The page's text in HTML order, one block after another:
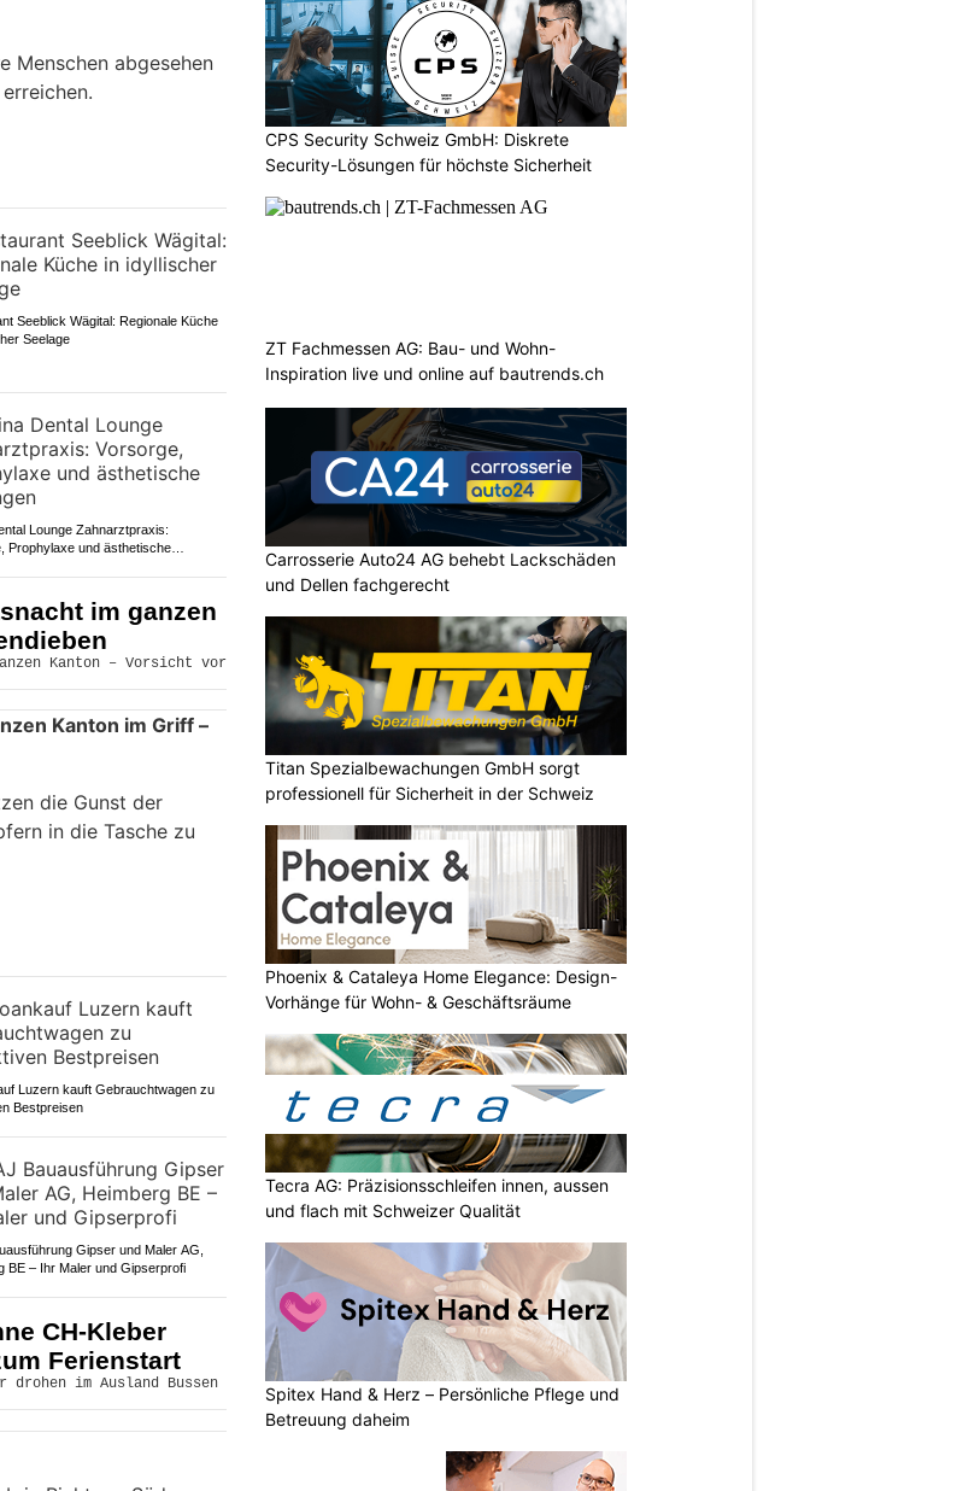
Menschen abgesehen
Seeblick Wägital: Regionale Küche
Seelage
Lounge Zahnarztpraxis:
Prophylaxe und ästhetische
im ganzen
Kanton im Griff –
die Gunst der
in die Tasche zu
Luzern kauft Gebrauchtwagen zu
Bestpreisen
Gipser und Maler AG,
BE – Ihr Maler und Gipserprofi
CH-Kleber
Ferienstart
CPS Security Schweiz GmbH: Diskrete
Security-Lösungen für höchste Sicherheit
ZT Fachmessen AG: Bau- und Wohn-
Inspiration live und online auf bautrends.ch
Carrosserie Auto24 AG behebt Lackschäden
und Dellen fachgerecht
Titan Spezialbewachungen GmbH sorgt
professionell für Sicherheit in der Schweiz
Phoenix & Cataleya Home Elegance: Design-
Vorhänge für Wohn- & Geschäftsräume
Tecra AG: Präzisionsschleifen innen, aussen
und flach mit Schweizer Qualität
Spitex Hand & Herz – Persönliche Pflege und
Betreuung daheim